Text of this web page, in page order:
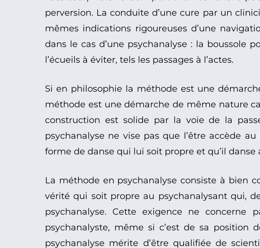
perversion. La conduite d’une cure par un
mêmes indications rigoureuses d’une
dans le cas d’une psychanalyse : la boussole
l’écueils à éviter, tels les passages à l’actes.
Si en philosophie la méthode est une
méthode est une démarche de même nature
construction est solide par la voie de la
psychanalyse ne vise pas que l’être accède
forme de danse qui lui soit propre et qu’il danse
La méthode en psychanalyse consiste à bien
vérité qui soit propre au psychanalysant qui,
psychanalyse. Cette exigence ne
psychanalyste, même si c’est de sa position
psychanalyse mérite d’être qualifiée de